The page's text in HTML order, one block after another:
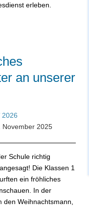
erleben.
an unserer
2026
November 2025
Schule richtig
Die Klassen 1
ein fröhliches
In der
Weihnachtsmann,